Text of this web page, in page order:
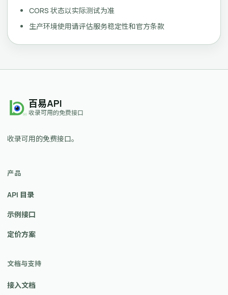
CORS 状态以实际测试为准
生产环境使用请评估服务稳定性和官方条款
百易API
收录可用的免费接口
收录可用的免费接口。
产品
API 目录
示例接口
定价方案
文档与支持
接入文档